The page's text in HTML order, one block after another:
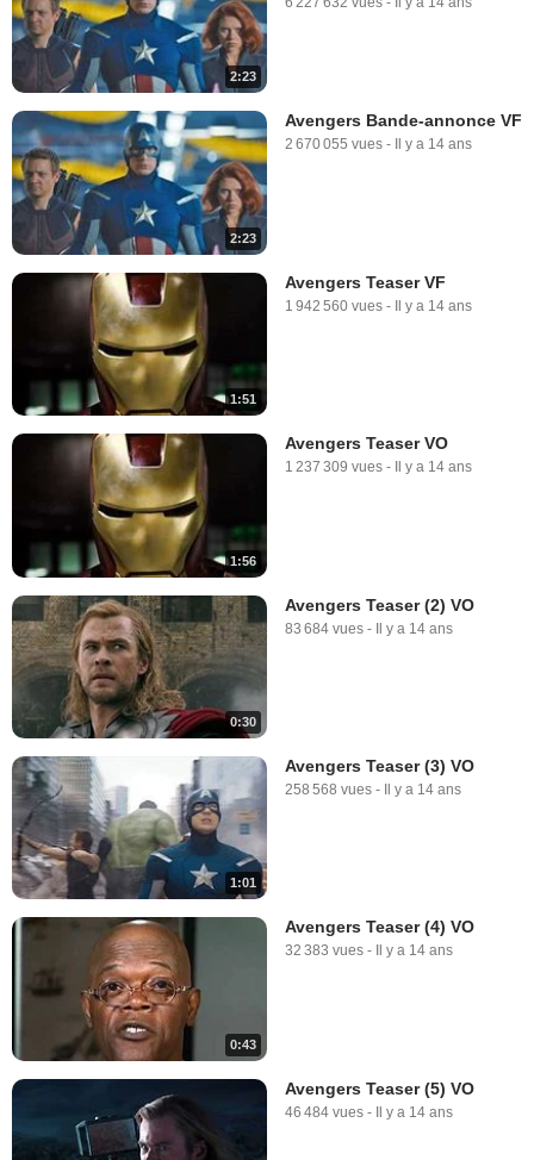
2:23
2:23
Avengers Bande-annonce VF
2 670 055 vues - Il y a 14 ans
1:51
Avengers Teaser VF
1 942 560 vues - Il y a 14 ans
1:56
Avengers Teaser VO
1 237 309 vues - Il y a 14 ans
0:30
Avengers Teaser (2) VO
83 684 vues - Il y a 14 ans
1:01
Avengers Teaser (3) VO
258 568 vues - Il y a 14 ans
0:43
Avengers Teaser (4) VO
32 383 vues - Il y a 14 ans
Avengers Teaser (5) VO
46 484 vues - Il y a 14 ans